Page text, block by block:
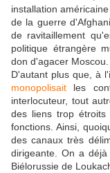
installation
de la guerre
de ravitaillement
politique étrangère
don d'agacer Moscou.
D'autant plus que, à
monopolisait les
interlocuteur, tout
des liens trop
fonctions. Ainsi,
des canaux très
dirigeante. On a
Biélorussie de